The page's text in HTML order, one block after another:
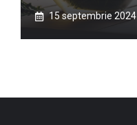
15 septembrie 2024